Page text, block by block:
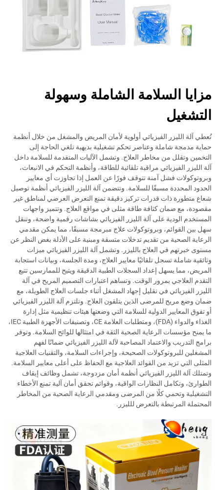
مزايا السلامة الشاملة وسهولة
التشغيل
تُعطي آلة الليزر الفيزيائي أولوية لأمان المريض والمشغل من خلال أنظمة
حماية مدمجة شاملة وعناصر تحكم تشغيلية بديهية تلغي الحاجة إلى
التخمين وتقلل من مخاطر العلاج. وتشمل الآليات المتقدمة للسلامة داخل
آلة الليزر الفيزيائي مراقبة تلقائية للطاقة، وأنظمة التحكم في الانبعاث،
وبروتوكولات فشل آمنة تتوقف فورًا عن العمل إذا تجاوزت أي معايير
الحدود المحددة مسبقًا للسلامة. وتتضمن آلة الليزر الفيزيائي أنظمة توصيل
شعاع متطورة ذات قدرات تركيز دقيقة تمنع التعرض العرضي لمناطق غير
مقصودة، مع ضمان كثافة طاقة مثلى في مواقع العلاج. وتتميز واجهات
المستخدم الودية على آلة الليزر الفيزيائي بشاشات رقمية واضحة، وتنقل
سهل بين القوائم، وبروتوكولات علاج مبرمجة مسبقًا، مما يمكن مقدمي
الرعاية الصحية من تقديم تدخلات متسقة ومبنية على الأدلة بغض النظر عن
مستوى خبرتهم في العلاج بالليزر. وتشمل آلة الليزر الفيزيائي ميزات
وثائقية شاملة تسجل تلقائيًا معايير العلاج، ومدة الجلسة، وبيانات استجابة
المريض، مما يسهل إعداد السجلات الطبية الدقيقة ويتيح للممارسين تتبع
التقدم العلاجي بمرور الوقت. وتساهم اعتبارات التصميم المريح في آلة
الليزر الفيزيائي في تقليل إجهاد المشغل أثناء جلسات العلاج الطويلة، مع
ضمان وضع مريح للمرضى الذين يتلقون العلاج. وتلتزم آلة الليزر الفيزيائي
أو تفوق المعايير الدولية للسلامة التي وضعتها هيئات تنظيمية مثل إدارة
الغذاء والدواء (FDA)، ومتطلبات العلامة CE، وتصنيفات الأجهزة الطبية IEC،
ما يمنح مؤسسات الرعاية الصحية الثقة في امتثالها للوائح السلامة. وتوفر
برامج التدريب والاعتماد المصاحبة لآلة الليزر الفيزيائي ضمانًا لفهم
المشغلين للبروتوكولات الصحيحة، وإجراءات السلامة، والتقنيات العلاجية
المثلى التي تزيد من الفوائد العلاجية مع الحفاظ على أعلى معايير السلامة.
وتمتلك آلة الليزر الفيزيائي أنظمة أمان مزدوجة، تشمل وظائف إيقاف
الطوارئ، وتكامل النظارات الواقية، وقوائم تحقق أمان آلية تمنع الأخطاء
التشغيلية وتحمي كلًا من المرضى ومقدمي الرعاية الصحية من المخاطر
المحتملة المرتبطة بالتعرض للليزر.